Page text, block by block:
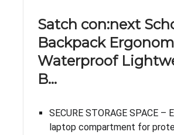
Satch con:next
Backpack
Waterproof
B…
SECURE STORAGE SPACE –
laptop compartment for